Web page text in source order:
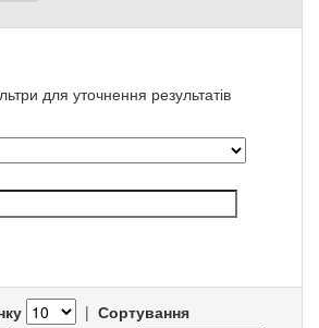
для уточнення результатів
| Сортування